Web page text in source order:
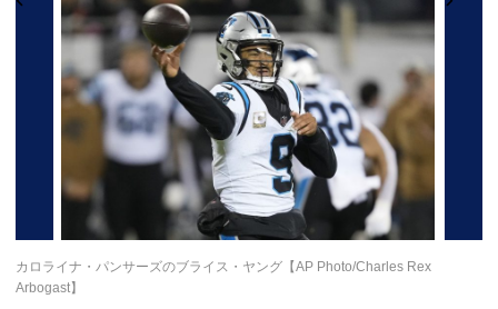
カロライナ・パンサーズのブライス・ヤング【AP Photo/Charles Rex
Arbogast】